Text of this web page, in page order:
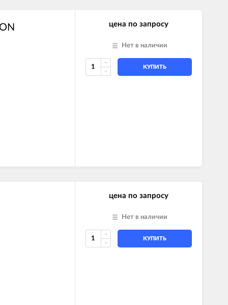
цена по запросу
Нет в наличии
КУПИТЬ
цена по запросу
Нет в наличии
КУПИТЬ